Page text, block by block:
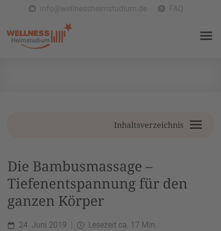
info@wellnessheimstudium.de FAQ
Inhaltsverzeichnis
Die Bambusmassage –
Tiefenentspannung für den
ganzen Körper
24. Juni 2019 Lesezeit ca. 17 Min.